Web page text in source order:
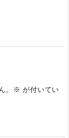
。 ※ が付いてい